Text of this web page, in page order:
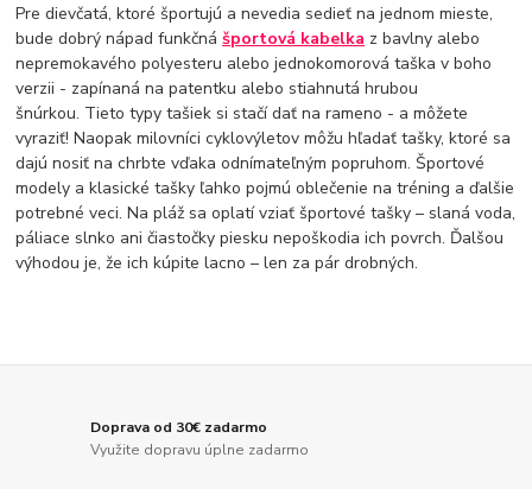
Pre dievčatá, ktoré športujú a nevedia sedieť na jednom mieste,
bude dobrý nápad funkčnášportová kabelka z bavlny alebo
nepremokavého polyesteru alebo jednokomorová taška v boho
verzii - zapínaná na patentku alebo stiahnutá hrubou
šnúrkou. Tieto typy tašiek si stačí dať na rameno - a môžete
vyraziť! Naopak milovníci cyklovýletov môžu hľadať tašky, ktoré sa
dajú nosiť na chrbte vďaka odnímateľným popruhom. Športové
modely a klasické tašky ľahko pojmú oblečenie na tréning a ďalšie
potrebné veci. Na pláž sa oplatí vziať športové tašky – slaná voda,
páliace slnko ani čiastočky piesku nepoškodia ich povrch. Ďalšou
výhodou je, že ich kúpite lacno – len za pár drobných.
Doprava od 30€ zadarmo
Využite dopravu úplne zadarmo